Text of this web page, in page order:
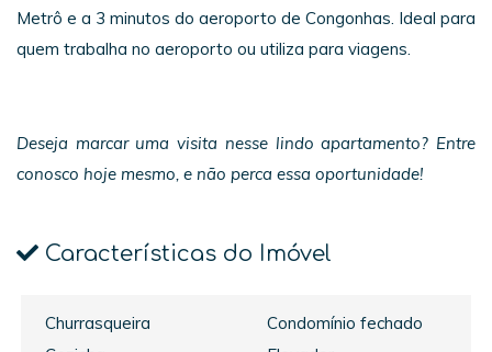
Metrô e a 3 minutos do aeroporto de Congonhas. Ideal para
quem trabalha no aeroporto ou utiliza para viagens.
Deseja marcar uma visita nesse lindo apartamento? Entre
conosco hoje mesmo, e não perca essa oportunidade!
Características do Imóvel
Churrasqueira
Condomínio fechado